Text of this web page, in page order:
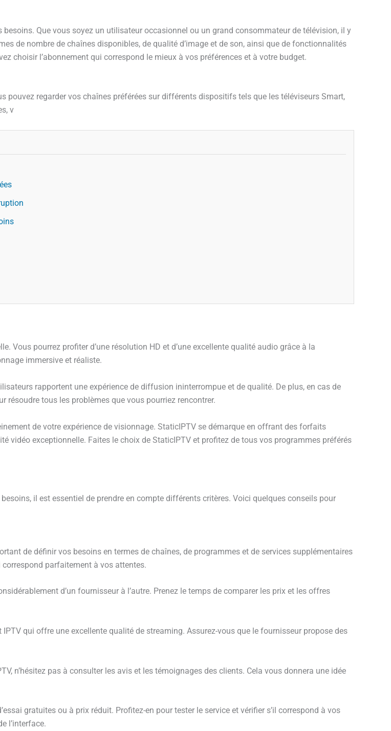
Que vous soyez un utilisateur occasionnel ou un grand consommateur de télévision, il y
de nombre de chaînes disponibles, de qualité d’image et de son, ainsi que de fonctionnalités
choisir l’abonnement qui correspond le mieux à vos préférences et à votre budget.
regarder vos chaînes préférées sur différents dispositifs tels que les téléviseurs Smart,
v
Vous pourrez profiter d’une résolution HD et d’une excellente qualité audio grâce à la
immersive et réaliste.
rapportent une expérience de diffusion ininterrompue et de qualité. De plus, en cas de
résoudre tous les problèmes que vous pourriez rencontrer.
de votre expérience de visionnage. StaticIPTV se démarque en offrant des forfaits
vidéo exceptionnelle. Faites le choix de StaticIPTV et profitez de tous vos programmes préférés
il est essentiel de prendre en compte différents critères. Voici quelques conseils pour
de définir vos besoins en termes de chaînes, de programmes et de services supplémentaires
parfaitement à vos attentes.
d’un fournisseur à l’autre. Prenez le temps de comparer les prix et les offres
qui offre une excellente qualité de streaming. Assurez-vous que le fournisseur propose des
n’hésitez pas à consulter les avis et les témoignages des clients. Cela vous donnera une idée
gratuites ou à prix réduit. Profitez-en pour tester le service et vérifier s’il correspond à vos
l’interface.